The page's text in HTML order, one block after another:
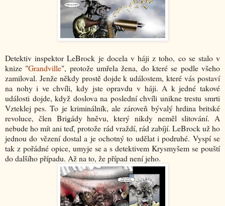
Detektiv inspektor LeBrock je docela v háji z toho, co se stalo v
knize "Grandville", protože umřela žena, do které se podle všeho
zamiloval. Jenže někdy prostě dojde k událostem, které vás postaví
na nohy i ve chvíli, kdy jste opravdu v háji. A k jedné takové
události dojde, když doslova na poslední chvíli unikne trestu smrti
Vzteklej pes. To je kriminálník, ale zároveň bývalý hrdina britské
revoluce, člen Brigády hněvu, který nikdy neměl slitování. A
nebude ho mít ani teď, protože rád vraždí, rád zabíjí. LeBrock už ho
jednou do vězení dostal a je ochotný to udělat i podruhé. Vyspí se
tak z pořádné opice, umyje se a s detektivem Krysmyšem se pouští
do dalšího případu. Až na to, že případ není jeho.